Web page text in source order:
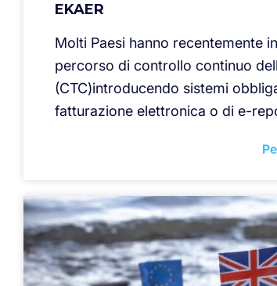
EKAER
Molti Paesi hanno recentemente
percorso di controllo continuo
(CTC)introducendo sistemi
fatturazione elettronica o di e-